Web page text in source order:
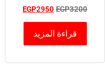
EGP3200
EGP2950
قراءة المزيد